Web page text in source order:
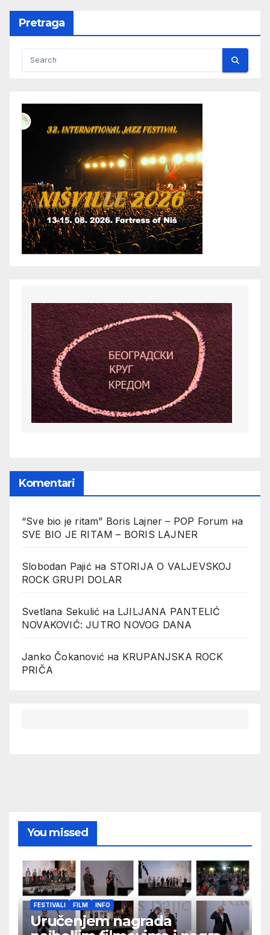
Pretraga
Komentari
“Sve bio je ritam” Boris Lajner – POP Forum на
SVE BIO JE RITAM – BORIS LAJNER
Slobodan Pajićна STORIJA O VALJEVSKOJ
ROCK GRUPI DOLAR
Svetlana Sekulić на LJILJANA PANTELIĆ
NOVAKOVIĆ: JUTRO NOVOG DANA
Janko Čokanović на KRUPANJSKA ROCK
PRIČA
You missed
FESTIVALI FILM INFO
Uručenjem nagrada